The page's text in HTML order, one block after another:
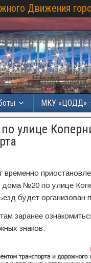
Движения
МКУ «ЦОДД»
улице
дома №20 по улице
будет организован
заранее
знаков.